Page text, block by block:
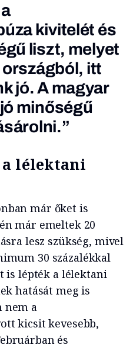
kivitelét és
liszt, melyet
itt
jó. A magyar
minőségű
lélektani
már őket is
már emeltek 20
lesz szükség, mivel
30 százalékkal
is lépték a lélektani
hatását meg is
nem a
kicsit kevesebb,
és